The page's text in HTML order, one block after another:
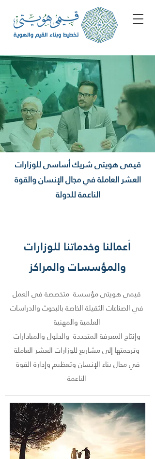
قيمى هويتى شريك أساسى للوزارات
العشر العاملة في مجال الإنسان والقوة
الناعمة للدولة
أعمالنا وخدماتنا للوزارات
والمؤسسات والمراكز
قيمى هويتى مؤسسة متخصصة في العمل
في الصناعات الثقيلة الخاصة بالبحوث والدراسات
العلمية والمهنية
وإنتاج المعرفة المتجددة والحلول والمبادارات
وترجمتها إلى مشاريع للوزارات العشر العاملة
الناعمة